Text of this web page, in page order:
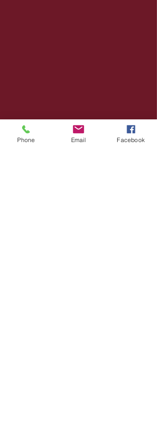
Phone Email Facebook